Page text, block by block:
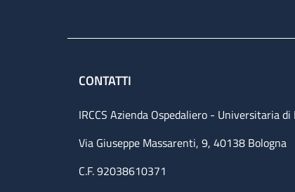
CONTATTI
IRCCS Azienda Ospedaliero - Universitaria di
Via Giuseppe Massarenti, 9, 40138 Bologna
C.F. 92038610371